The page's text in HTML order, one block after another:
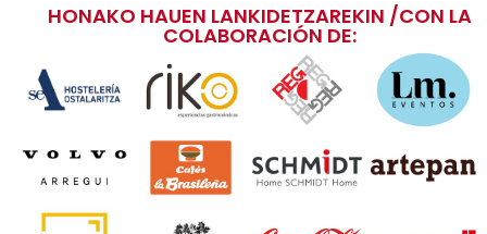
HONAKO HAUEN LANKIDETZAREKIN /CON LA
COLABORACIÓN DE: